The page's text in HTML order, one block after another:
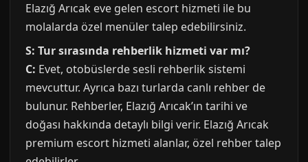
Elazığ Arıcak eve gelen escort hizmeti ile bu
molalarda özel menüler talep edebilirsiniz.
S: Tur sırasında rehberlik hizmeti var mı?
C: Evet, otobüslerde sesli rehberlik sistemi
mevcuttur. Ayrıca bazı turlarda canlı rehber de
bulunur. Rehberler, Elazığ Arıcak’ın tarihi ve
doğası hakkında detaylı bilgi verir. Elazığ Arıcak
premium escort hizmeti alanlar, özel rehber talep